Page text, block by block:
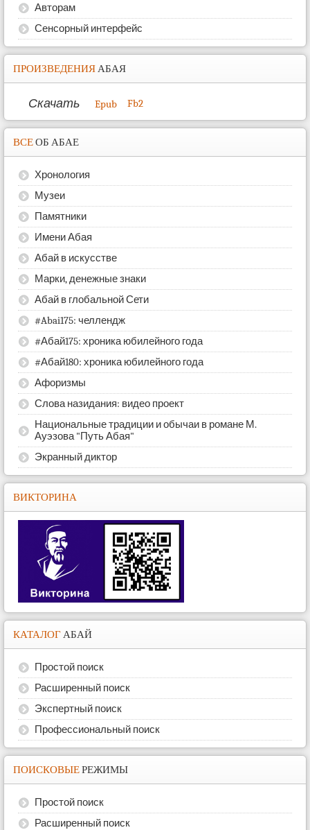
Авторам
Сенсорный интерфейс
ПРОИЗВЕДЕНИЯАБАЯ
Скачать Epub Fb2
ВСЕОБ АБАЕ
Хронология
Музеи
Памятники
Имени Абая
Абай в искусстве
Марки, денежные знаки
Абай в глобальной Сети
#Abai175: челлендж
#Абай175: хроника юбилейного года
#Абай180: хроника юбилейного года
Афоризмы
Слова назидания: видео проект
Национальные традиции и обычаи в романе М.
Ауэзова "Путь Абая"
Экранный диктор
ВИКТОРИНА
КАТАЛОГАБАЙ
Простой поиск
Расширенный поиск
Экспертный поиск
Профессиональный поиск
ПОИСКОВЫЕРЕЖИМЫ
Простой поиск
Расширенный поиск